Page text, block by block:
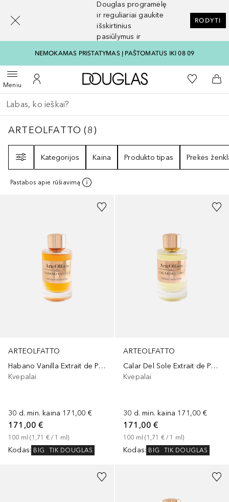
Douglas programėlę
ir reguliariai gaukite
išskirtinius
pasiūlymus ir
RODYTI
NEMOKAMAS PRISTATYMAS Į PAŠTOMATUS IKI 08 09
MeniuAtidaryti meniuĮ mano paskyrą
Į Douglas pagrindinį
Į mano
Į
Grįžk atgal
Vykdykite paiešką
ARTEOLFATTO8
ARTEOLFATTO (8)
Kategorijos
Kaina Produkto tipas Prekės
Pastabos apie rūšiavimą
ARTEOLFATTO
Habano Vanilla Extrait de Parfum
Kvepalai
30 d. min. kaina 171,00 €
171,00 €
100 ml (1,71 € / 1 ml)
Kodas: BIG TIK DOUGLAS
ARTEOLFATTO
Calar Del Sole Extrait de Parfum
Kvepalai
30 d. min. kaina 171,00 €
171,00 €
100 ml (1,71 € / 1 ml)
Kodas: BIG TIK DOUGLAS
[navigation.slideout.screenreader]